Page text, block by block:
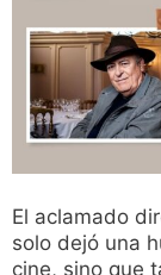
El aclamado
solo dejó una
cine, sino que